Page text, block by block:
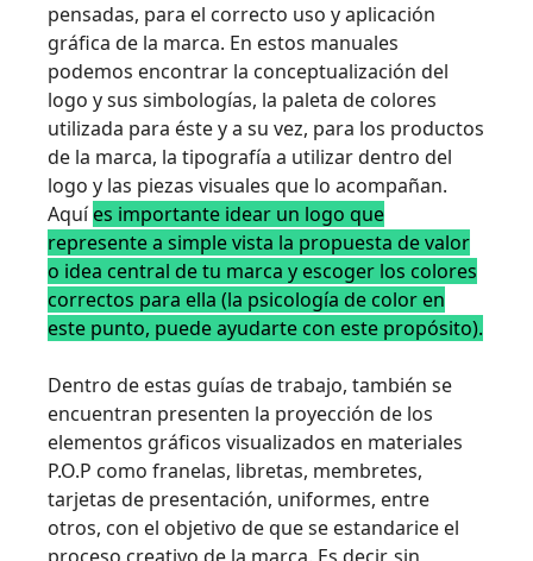
pensadas, para el correcto uso y aplicación
gráfica de la marca. En estos manuales
podemos encontrar la conceptualización del
logo y sus simbologías, la paleta de colores
utilizada para éste y a su vez, para los productos
de la marca, la tipografía a utilizar dentro del
logo y las piezas visuales que lo acompañan.
Aquíes importante idear un logo que
represente a simple vista la propuesta de valor
o idea central de tu marca y escoger los colores
correctos para ella (la psicología de color en
este punto, puede ayudarte con este propósito).
Dentro de estas guías de trabajo, también se
encuentran presenten la proyección de los
elementos gráficos visualizados en materiales
P.O.P como franelas, libretas, membretes,
tarjetas de presentación, uniformes, entre
otros, con el objetivo de que se estandarice el